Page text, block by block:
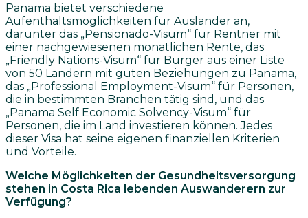
Panama bietet verschiedene
Aufenthaltsmöglichkeiten für Ausländer an,
darunter das „Pensionado-Visum“ für Rentner mit
einer nachgewiesenen monatlichen Rente, das
„Friendly Nations-Visum“ für Bürger aus einer Liste
von 50 Ländern mit guten Beziehungen zu Panama,
das „Professional Employment-Visum“ für Personen,
die in bestimmten Branchen tätig sind, und das
„Panama Self Economic Solvency-Visum“ für
Personen, die im Land investieren können. Jedes
dieser Visa hat seine eigenen finanziellen Kriterien
und Vorteile.
Welche Möglichkeiten der Gesundheitsversorgung
stehen in Costa Rica lebenden Auswanderern zur
Verfügung?